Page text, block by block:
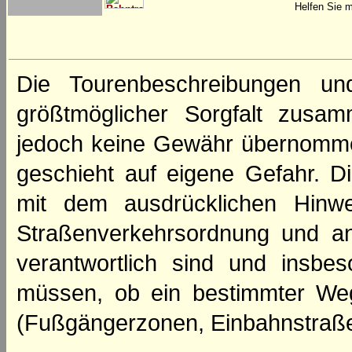
Helfen Sie
Die Tourenbeschreibungen
größtmöglicher Sorgfalt
jedoch keine Gewähr
geschieht auf eigene Gefahr.
mit dem ausdrücklichen
Straßenverkehrsordnung und
verantwortlich sind und
müssen, ob ein bestimmter
(Fußgängerzonen,